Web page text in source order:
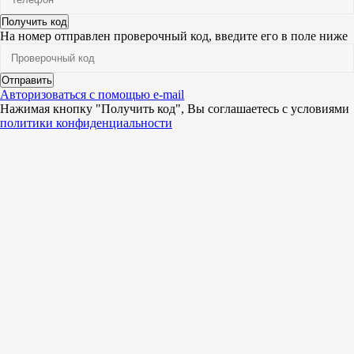
Получить код
На номер отправлен проверочный код, введите его в поле ниже
Отправить
Авторизоваться с помощью e-mail
Нажимая кнопку "Получить код", Вы соглашаетесь c условиями
политики конфиденциальности